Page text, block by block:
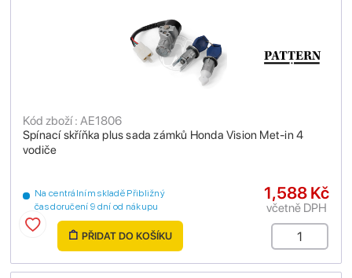
Spínací skříňka plus sada zámků Honda Vision Met-in 4
vodiče
Kód zboží : AE1806
Na centrálním skladě Přibližný
čas doručení 9 dní od nákupu
1,588 Kč
včetně DPH
PŘIDAT DO KOŠÍKU